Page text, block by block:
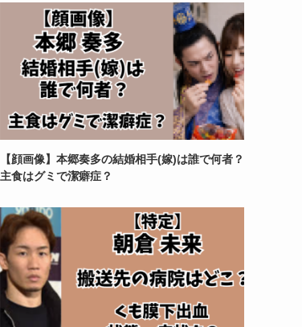
【顔画像】本郷奏多の結婚相手(嫁)は誰で何者？
主食はグミで潔癖症？